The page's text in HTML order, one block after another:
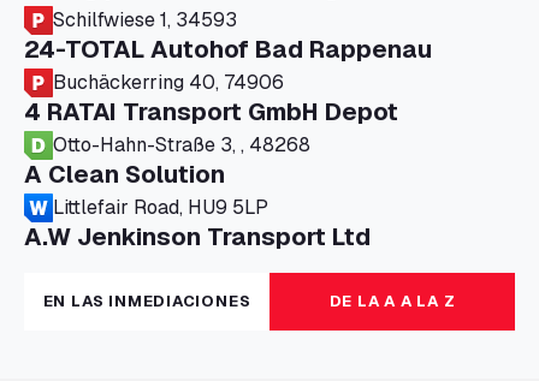
Schilfwiese 1, 34593
24-TOTAL Autohof Bad Rappenau
Buchäckerring 40, 74906
4 RATAI Transport GmbH Depot
Otto-Hahn-Straße 3, , 48268
A Clean Solution
Littlefair Road, HU9 5LP
A.W Jenkinson Transport Ltd
Progress House, ME11 5GA
A+G Nettetal - Depot Parking
Am Panneschopp 7, 41334
EN LAS INMEDIACIONES DE LA A A LA Z